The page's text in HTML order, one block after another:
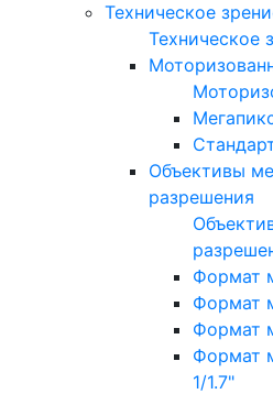
Техническое
Техническое
Объективы
разрешения
Формат
Формат
Формат
Формат
1/1.7"